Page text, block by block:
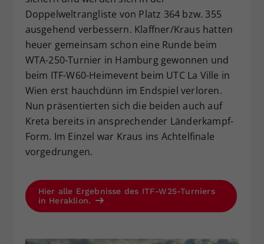
Doppelweltrangliste von Platz 364 bzw. 355
ausgehend verbessern. Klaffner/Kraus hatten
heuer gemeinsam schon eine Runde beim
WTA-250-Turnier in Hamburg gewonnen und
beim ITF-W60-Heimevent beim UTC La Ville in
Wien erst hauchdünn im Endspiel verloren.
Nun präsentierten sich die beiden auch auf
Kreta bereits in ansprechender Länderkampf-
Form. Im Einzel war Kraus ins Achtelfinale
vorgedrungen.
Hier alle Ergebnisse des ITF-W25-Turniers
in Heraklion.